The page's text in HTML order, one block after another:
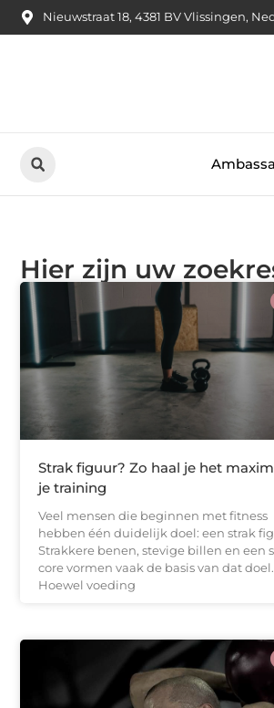
Nieuwstraat 18, 4381 BV Vlissingen,
Hier zijn uw
Strak figuur? Zo haal je het
je training
Veel mensen die beginnen met fitness
hebben één duidelijk doel: een strak
Strakkere benen, stevige billen en een
core vormen vaak de basis van dat doel.
Hoewel voeding